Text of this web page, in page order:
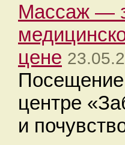
Массаж —
цене
Посещение
центре
и